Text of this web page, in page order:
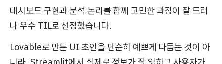
대시보드 구현과 분석 논리를 함께 고민한 과정이 잘 드러
나 우수 TIL로 선정했습니다.
Lovable로 만든 UI 초안을 단순히 예쁘게 다듬는 것이 아